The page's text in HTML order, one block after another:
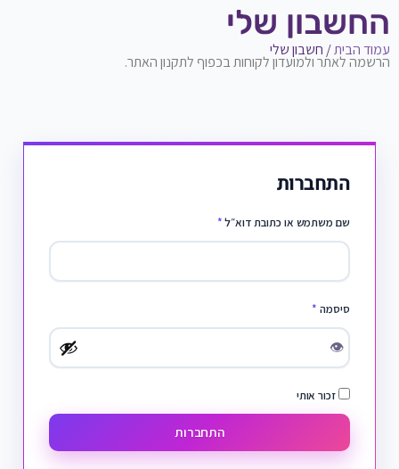
החשבון שלי
עמוד הבית/ חשבון שלי
הרשמה לאתר ולמועדון לקוחות בכפוף לתקנון האתר.
התחברות
שם משתמש או כתובת דוא״ל*
סיסמה *
👁
זכור אותי
התחברות